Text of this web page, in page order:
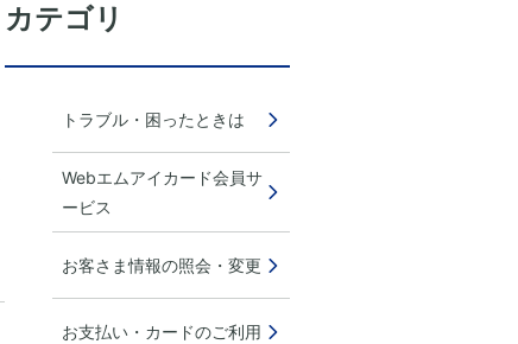
カテゴリ
トラブル・困ったときは
Webエムアイカード会員サ
ービス
お客さま情報の照会・変更
お支払い・カードのご利用